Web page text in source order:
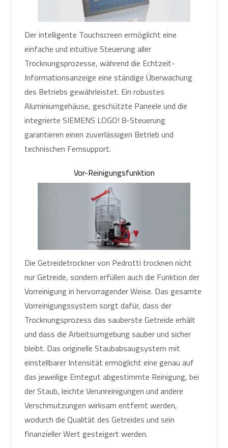
Der intelligente Touchscreen ermöglicht eine
einfache und intuitive Steuerung aller
Trocknungsprozesse, während die Echtzeit-
Informationsanzeige eine ständige Überwachung
des Betriebs gewährleistet. Ein robustes
Aluminiumgehäuse, geschützte Paneele und die
integrierte SIEMENS LOGO! 8-Steuerung
garantieren einen zuverlässigen Betrieb und
technischen Fernsupport.
Vor-Reinigungsfunktion
Die Getreidetrockner von Pedrotti trocknen nicht
nur Getreide, sondern erfüllen auch die Funktion der
Vorreinigung in hervorragender Weise. Das gesamte
Vorreinigungssystem sorgt dafür, dass der
Trocknungsprozess das sauberste Getreide erhält
und dass die Arbeitsumgebung sauber und sicher
bleibt. Das originelle Staubabsaugsystem mit
einstellbarer Intensität ermöglicht eine genau auf
das jeweilige Erntegut abgestimmte Reinigung, bei
der Staub, leichte Verunreinigungen und andere
Verschmutzungen wirksam entfernt werden,
wodurch die Qualität des Getreides und sein
finanzieller Wert gesteigert werden.